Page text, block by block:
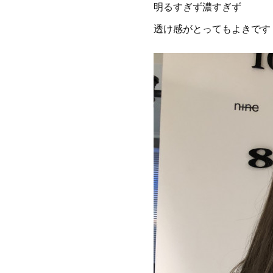
明るすぎず濃すぎず
透け感がとってもよきです